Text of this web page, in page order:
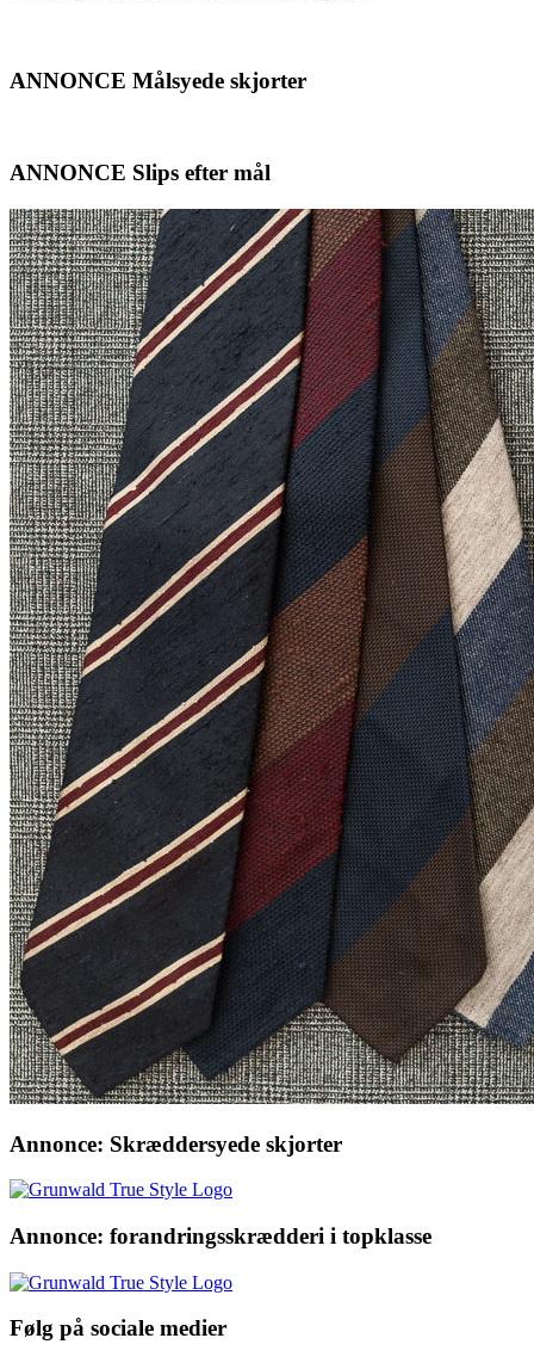
ANNONCE Målsyede skjorter
ANNONCE Slips efter mål
Annonce: Skræddersyede skjorter
Annonce: forandringsskrædderi i topklasse
Følg på sociale medier